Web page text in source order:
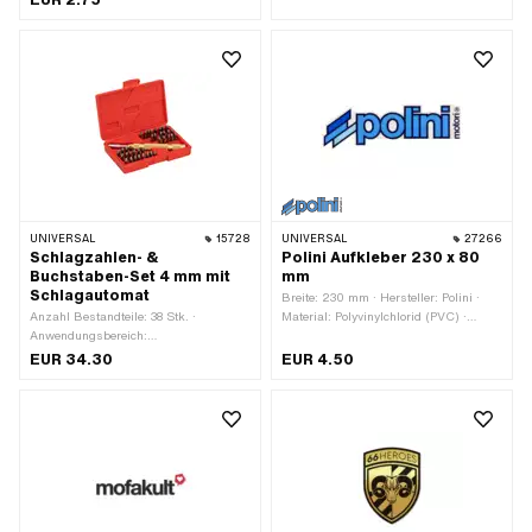
UNIVERSAL 15728
Schlagzahlen- &
Buchstaben-Set 4 mm mit
Schlagautomat
Anzahl Bestandteile: 38 Stk. ·
Anwendungsbereich:
Werkstattzubehör
EUR 34.30
UNIVERSAL 27266
Polini Aufkleber 230 x 80
mm
Breite: 230 mm · Hersteller: Polini ·
Material: Polyvinylchlorid (PVC) ·
Beschaffenheit Rückseite: Klebstoff ·
EUR 4.50